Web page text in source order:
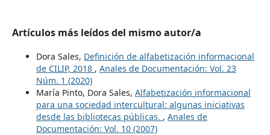
Artículos más leídos del mismo autor/a
Dora Sales, Definición de alfabetización informacional
de CILIP, 2018 , Anales de Documentación: Vol. 23
Núm. 1 (2020)
María Pinto, Dora Sales, Alfabetización informacional
para una sociedad intercultural: algunas iniciativas
desde las bibliotecas públicas. , Anales de
Documentación: Vol. 10 (2007)